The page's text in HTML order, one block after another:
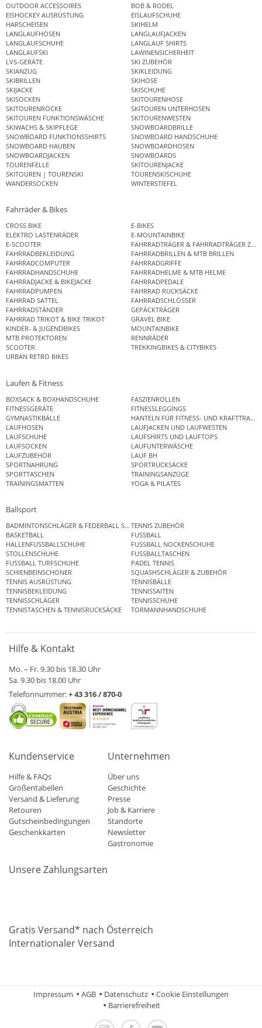
OUTDOOR ACCESSOIRES
BOB & RODEL
EISHOCKEY AUSRÜSTUNG
EISLAUFSCHUHE
HARSCHEISEN
SKIHELM
LANGLAUFHOSEN
LANGLAUFJACKEN
LANGLAUFSCHUHE
LANGLAUF SHIRTS
LANGLAUFSKI
LAWINENSICHERHEIT
LVS-GERÄTE
SKI ZUBEHÖR
SKIANZUG
SKIKLEIDUNG
SKIBRILLEN
SKIHOSE
SKIJACKE
SKISCHUHE
SKISOCKEN
SKITOURENHOSE
SKITOURENRÖCKE
SKITOUREN UNTERHOSEN
SKITOUREN FUNKTIONSWÄSCHE
SKITOURENWESTEN
SKIWACHS & SKIPFLEGE
SNOWBOARDBRILLE
SNOWBOARD FUNKTIONSSHIRTS
SNOWBOARD HANDSCHUHE
SNOWBOARD HAUBEN
SNOWBOARDHOSEN
SNOWBOARDJACKEN
SNOWBOARDS
TOURENFELLE
SKITOURENJACKE
SKITOUREN | TOURENSKI
TOURENSKISCHUHE
WANDERSOCKEN
WINTERSTIEFEL
Fahrräder & Bikes
CROSS BIKE
E-BIKES
ELEKTRO LASTENRÄDER
E-MOUNTAINBIKE
E-SCOOTER
FAHRRADTRÄGER & FAHRRADTRÄGER
FAHRRADBEKLEIDUNG
FAHRRADBRILLEN & MTB BRILLEN
FAHRRADCOMPUTER
FAHRRADGRIFFE
FAHRRADHANDSCHUHE
FAHRRADHELME & MTB HELME
FAHRRADJACKE & BIKEJACKE
FAHRRADPEDALE
FAHRRADPUMPEN
FAHRRAD RUCKSÄCKE
FAHRRAD SATTEL
FAHRRADSCHLÖSSER
FAHRRADSTÄNDER
GEPÄCKTRÄGER
FAHRRAD TRIKOT & BIKE TRIKOT
GRAVEL BIKE
KINDER- & JUGENDBIKES
MOUNTAINBIKE
MTB PROTEKTOREN
RENNRÄDER
SCOOTER
TREKKINGBIKES & CITYBIKES
URBAN RETRO BIKES
Laufen & Fitness
BOXSACK & BOXHANDSCHUHE
FASZIENROLLEN
FITNESSGERÄTE
FITNESSLEGGINGS
GYMNASTIKBÄLLE
HANTELN FÜR FITNESS- UND
LAUFHOSEN
LAUFJACKEN UND LAUFWESTEN
LAUFSCHUHE
LAUFSHIRTS UND LAUFTOPS
LAUFSOCKEN
LAUFUNTERWÄSCHE
LAUFZUBEHÖR
LAUF BH
SPORTNAHRUNG
SPORTRUCKSÄCKE
SPORTTASCHEN
TRAININGSANZÜGE
TRAININGSMATTEN
YOGA & PILATES
Ballsport
BADMINTONSCHLÄGER & FEDERBALL SETSTENNIS ZUBEHÖR
BASKETBALL
FUSSBALL
HALLENFUSSBALLSCHUHE
FUSSBALL NOCKENSCHUHE
STOLLENSCHUHE
FUSSBALLTASCHEN
FUSSBALL TURFSCHUHE
PADEL TENNIS
SCHIENBEINSCHONER
SQUASHSCHLÄGER & ZUBEHÖR
TENNIS AUSRÜSTUNG
TENNISBÄLLE
TENNISBEKLEIDUNG
TENNISSAITEN
TENNISSCHLÄGER
TENNISSCHUHE
TENNISTASCHEN & TENNISRUCKSÄCKE
TORMANNHANDSCHUHE
Hilfe & Kontakt
Mo. – Fr. 9.30 bis 18.30 Uhr
Sa. 9.30 bis 18.00 Uhr
Telefonnummer:+ 43 316 / 870-0
Kundenservice
Hilfe & FAQs
Größentabellen
Versand & Lieferung
Retouren
Gutscheinbedingungen
Geschenkkarten
Unternehmen
Über uns
Geschichte
Presse
Job & Karriere
Standorte
Newsletter
Gastronomie
Unsere Zahlungsarten
Gratis Versand* nach Österreich
Internationaler Versand
Impressum AGB Datenschutz
Cookie Einstellungen
Barrierefreiheit